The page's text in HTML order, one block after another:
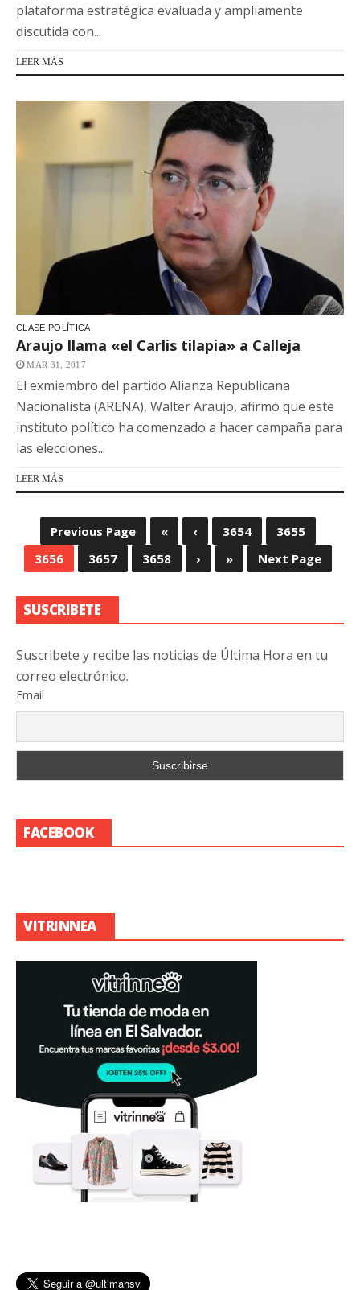
plataforma estratégica evaluada y ampliamente
discutida con...
LEER MÁS
CLASE POLÍTICA
Araujo llama «el Carlis tilapia» a Calleja
MAR 31, 2017
El exmiembro del partido Alianza Republicana
Nacionalista (ARENA), Walter Araujo, afirmó que este
instituto político ha comenzado a hacer campaña para
las elecciones...
LEER MÁS
Previous Page « ‹ 3654
3655
3656
3657 3658 › » Next Page
SUSCRIBETE
Suscribete y recibe las noticias de Última Hora en tu
correo electrónico.
Email
FACEBOOK
VITRINNEA